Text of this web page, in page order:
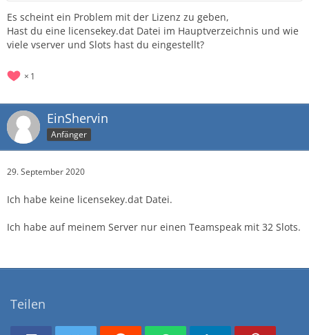
Es scheint ein Problem mit der Lizenz zu geben,
Hast du eine licensekey.dat Datei im Hauptverzeichnis und wie
viele vserver und Slots hast du eingestellt?
1
EinShervin
Anfänger
29. September 2020
Ich habe keine licensekey.dat Datei.
Ich habe auf meinem Server nur einen Teamspeak mit 32 Slots.
Teilen